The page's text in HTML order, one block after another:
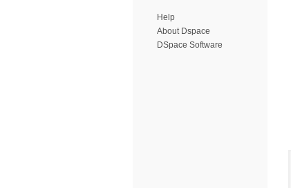
Help
About Dspace
DSpace Software